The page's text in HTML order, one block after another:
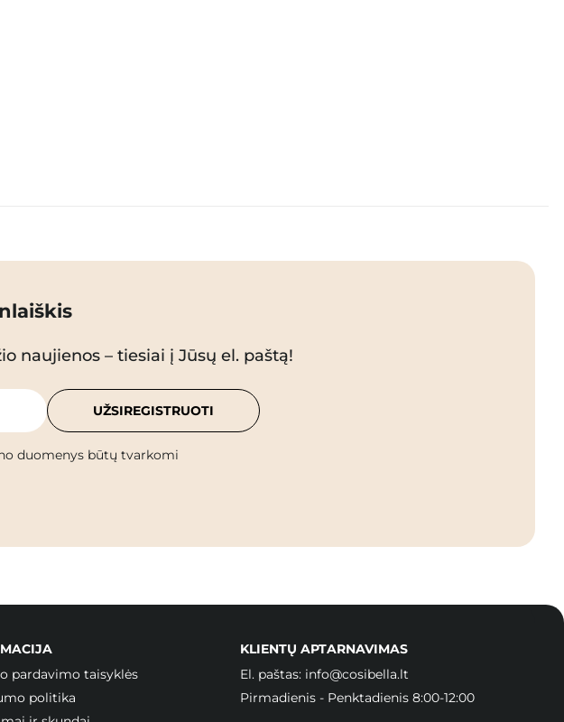
naujienos – tiesiai į Jūsų el. paštą!
duomenys būtų tvarkomi
UŽSIREGISTRUOTI
pardavimo taisyklės
politika
KLIENTŲ APTARNAVIMAS
El. paštas: info@cosibella.lt
Pirmadienis - Penktadienis 8:00-12:00